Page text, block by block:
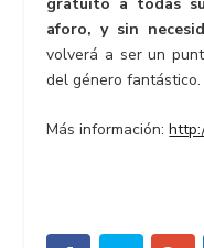
aforo, y sin
volverá a ser un
del género fantástico.
Más información: